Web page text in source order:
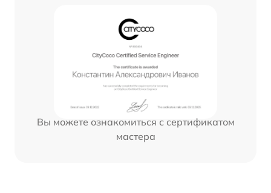
Вы можете ознакомиться с сертификатом
мастера